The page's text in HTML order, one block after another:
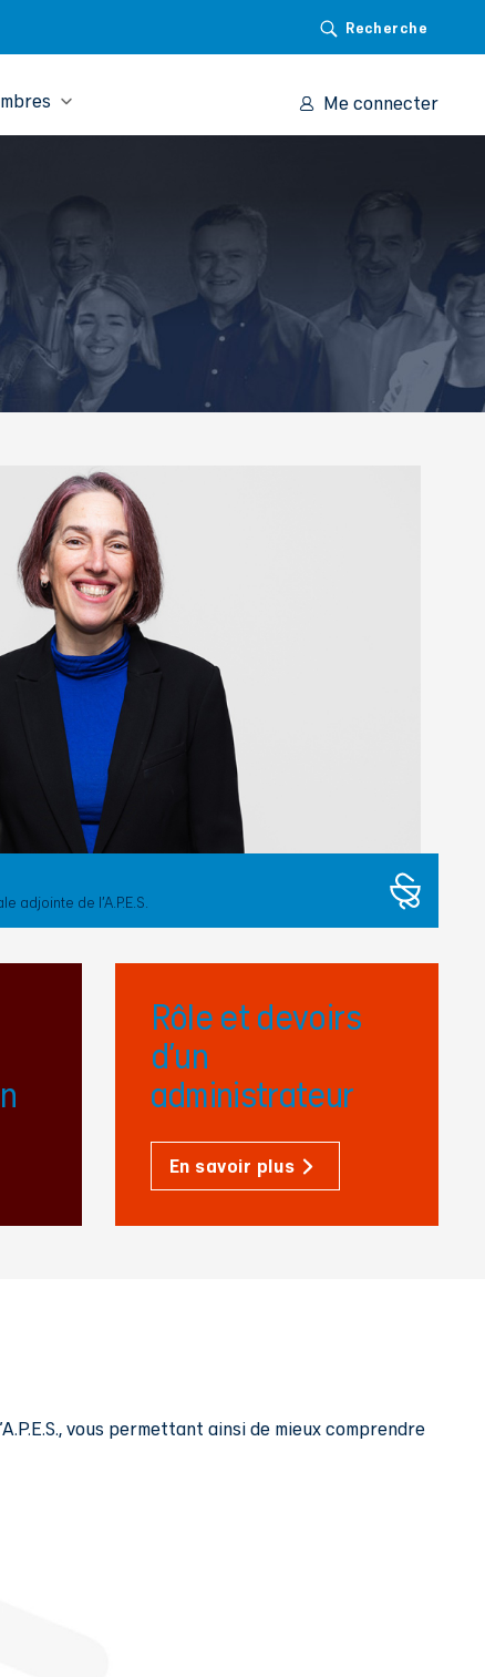
Recherche
Me connecter
adjointe de l’A.P.E.S.
Rôle et devoirs
d’un
administrateur
En savoir plus
vous permettant ainsi de mieux comprendre